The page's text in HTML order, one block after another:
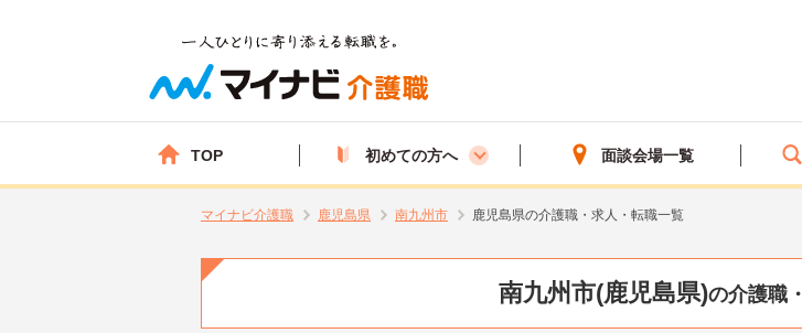
TOP 初めての方へ 面談会場一覧
マイナビ介護職 鹿児島県 南九州市 鹿児島県の介護職・求人・転職一覧
南九州市(鹿児島県)の介護職